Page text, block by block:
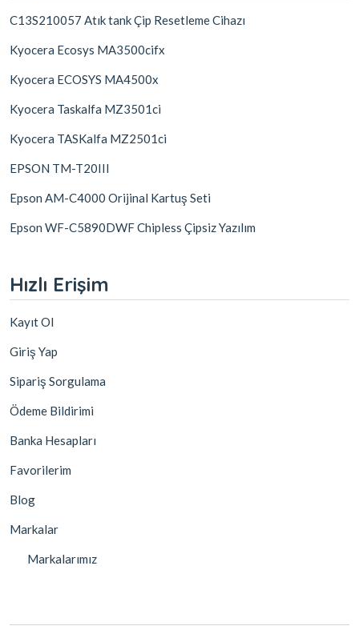
C13S210057 Atık tank Çip Resetleme Cihazı
Kyocera Ecosys MA3500cifx
Kyocera ECOSYS MA4500x
Kyocera Taskalfa MZ3501ci
Kyocera TASKalfa MZ2501ci
EPSON TM-T20III
Epson AM-C4000 Orijinal Kartuş Seti
Epson WF-C5890DWF Chipless Çipsiz Yazılım
Hızlı Erişim
Kayıt Ol
Giriş Yap
Sipariş Sorgulama
Ödeme Bildirimi
Banka Hesapları
Favorilerim
Blog
Markalar
Markalarımız